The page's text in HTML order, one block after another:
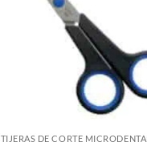
TIJERAS DE CORTE